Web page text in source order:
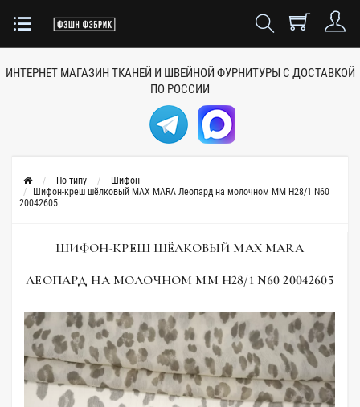
ИНТЕРНЕТ МАГАЗИН ТКАНЕЙ И ШВЕЙНОЙ ФУРНИТУРЫ С ДОСТАВКОЙ
ПО РОССИИ
По типу
Шифон
Шифон-креш шёлковый MAX MARA Леопард на молочном MM H28/1 N60
20042605
ШИФОН-КРЕШ ШЁЛКОВЫЙ MAX MARA
ЛЕОПАРД НА МОЛОЧНОМ MM H28/1 N60 20042605